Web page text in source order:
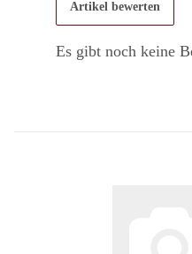
Artikel bewerten
Es gibt noch keine